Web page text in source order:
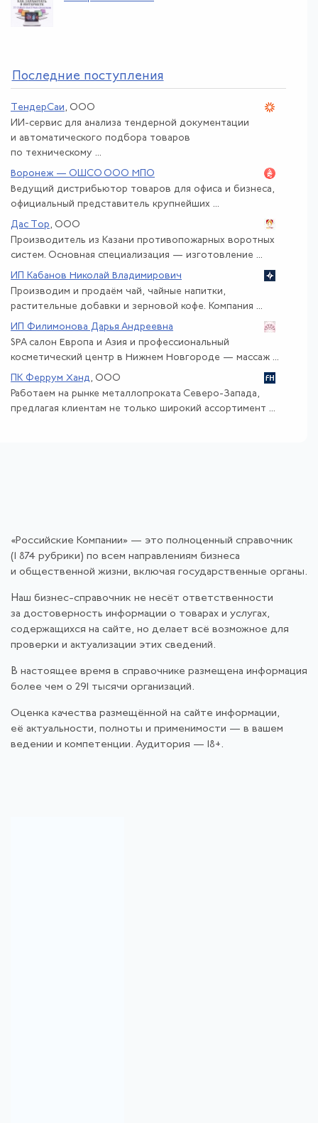
Последние поступления
ТендерСаи , ООО
ИИ-сервис для анализа тендерной документации
и автоматического подбора товаров
по техническому ...
Воронеж — ОШСО ООО МПО
Ведущий дистрибьютор товаров для офиса и бизнеса,
официальный представитель крупнейших ...
Дас Тор , ООО
Производитель из Казани противопожарных воротных
систем. Основная специализация — изготовление ...
ИП Кабанов Николай Владимирович
Производим и продаём чай, чайные напитки,
растительные добавки и зерновой кофе. Компания ...
ИП Филимонова Дарья Андреевна
SPA салон Европа и Азия и профессиональный
косметический центр в Нижнем Новгороде — массаж ...
ПК Феррум Ханд , ООО
Работаем на рынке металлопроката Северо-Запада,
предлагая клиентам не только широкий ассортимент ...
«Российские Компании» — это полноценный справочник
(1 874 рубрики) по всем направлениям бизнеса
и общественной жизни, включая государственные органы.
Наш бизнес-справочник не несёт ответственности
за достоверность информации о товарах и услугах,
содержащихся на сайте, но делает всё возможное для
проверки и актуализации этих сведений.
В настоящее время в справочнике размещена информация
более чем о 291 тысячи организаций.
Оценка качества размещённой на сайте информации,
её актуальности, полноты и применимости — в вашем
ведении и компетенции. Аудитория — 18+.